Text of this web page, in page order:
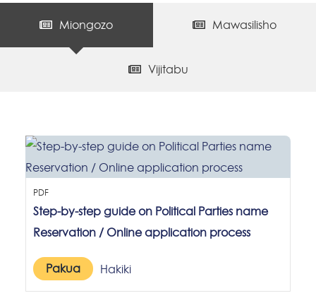
Miongozo Mawasilisho
Vijitabu
PDF
Step-by-step guide on Political Parties name
Reservation / Online application process
Pakua Hakiki